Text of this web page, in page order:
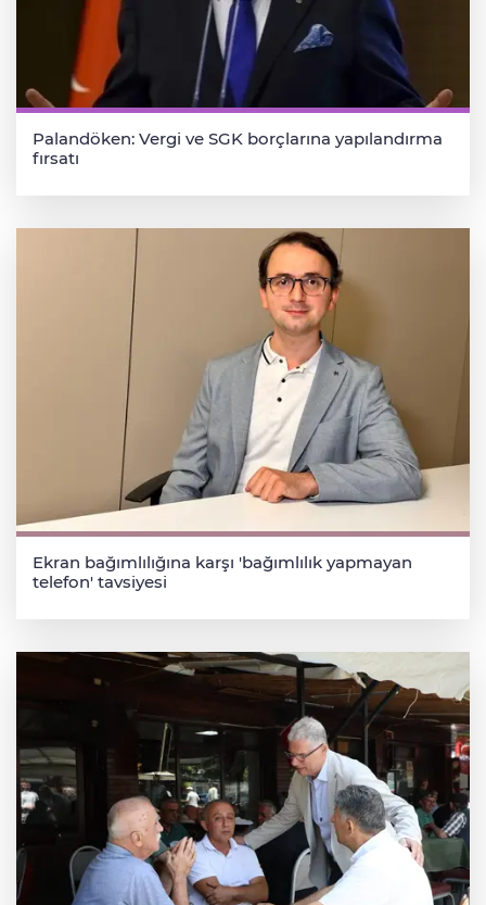
Palandöken: Vergi ve SGK borçlarına yapılandırma
fırsatı
Ekran bağımlılığına karşı 'bağımlılık yapmayan
telefon' tavsiyesi